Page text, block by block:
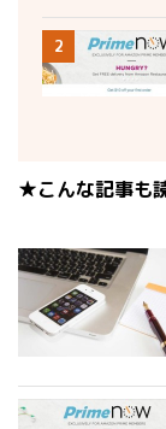
2
★こんな記事も